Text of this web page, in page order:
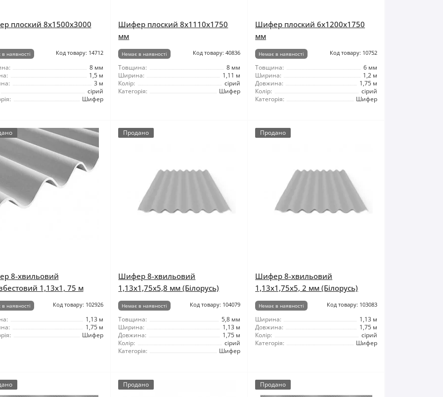
плоский 8x1500x3000
наявності Код товару: 14712
8 мм
1,5 м
3 м
сірий
Шифер
Шифер плоский 8x1110x1750
мм
Немає в наявності Код товару: 40836
Товщина:
8 мм
Ширина:
1,11 м
Колір:
сірий
Категорія:
Шифер
Шифер плоский 6x1200x1750
мм
Немає в наявності Код товару: 10752
Товщина:
6 мм
Ширина:
1,2 м
Довжина:
1,75 м
Колір:
сірий
Категорія:
Шифер
8-хвильовий
1,13x1, 75 м
наявності Код товару: 102926
1,13 м
1,75 м
Шифер
Продано
Шифер 8-хвильовий
1,13x1,75x5,8 мм (Білорусь)
Немає в наявності Код товару: 104079
Товщина:
5,8 мм
Ширина:
1,13 м
Довжина:
1,75 м
Колір:
сірий
Категорія:
Шифер
Продано
Шифер 8-хвильовий
1,13x1,75x5, 2 мм (Білорусь)
Немає в наявності Код товару: 103083
Ширина:
1,13 м
Довжина:
1,75 м
Колір:
сірий
Категорія:
Шифер
Продано Продано